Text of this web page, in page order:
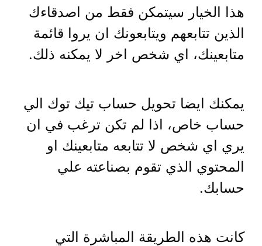
هذا الخيار سيتمكن فقط من اصدقاءك
الذين تتابعهم ويتابعونك ان يروا قائمة
متابعينك، اي شخص اخر لا يمكنه ذلك.
يمكنك ايضا تحويل حساب تيك توك الي
حساب خاص، اذا لم تكن ترغب في ان
يري اي شخص لا تتابعه متابعينك او
المحتوي الذي تقوم بصناعته علي
حسابك.
كانت هذه الطريقة المباشرة التي